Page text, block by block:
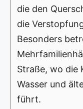
die den
die
Besonders
Straße, wo die
Wasser und
führt.